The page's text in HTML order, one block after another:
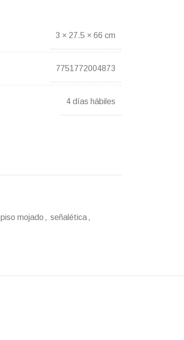
3 × 27.5 × 66 cm
7751772004873
4 días hábiles
piso mojado , señalética,